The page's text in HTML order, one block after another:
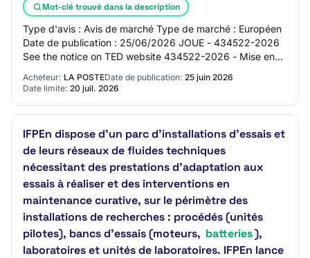
Mot-clé trouvé dans la description
Type d'avis : Avis de marché Type de marché : Européen
Date de publication : 25/06/2026 JOUE - 434522-2026
See the notice on TED website 434522-2026 - Mise en
Acheteur: LA POSTEDate de publication: 25 juin 2026
Date limite: 20 juil. 2026
IFPEn dispose d'un parc d'installations d’essais et
de leurs réseaux de fluides techniques
nécessitant des prestations d’adaptation aux
essais à réaliser et des interventions en
maintenance curative, sur le périmètre des
installations de recherches : procédés (unités
pilotes), bancs d’essais (moteurs, batteries),
laboratoires et unités de laboratoires. IFPEn lance